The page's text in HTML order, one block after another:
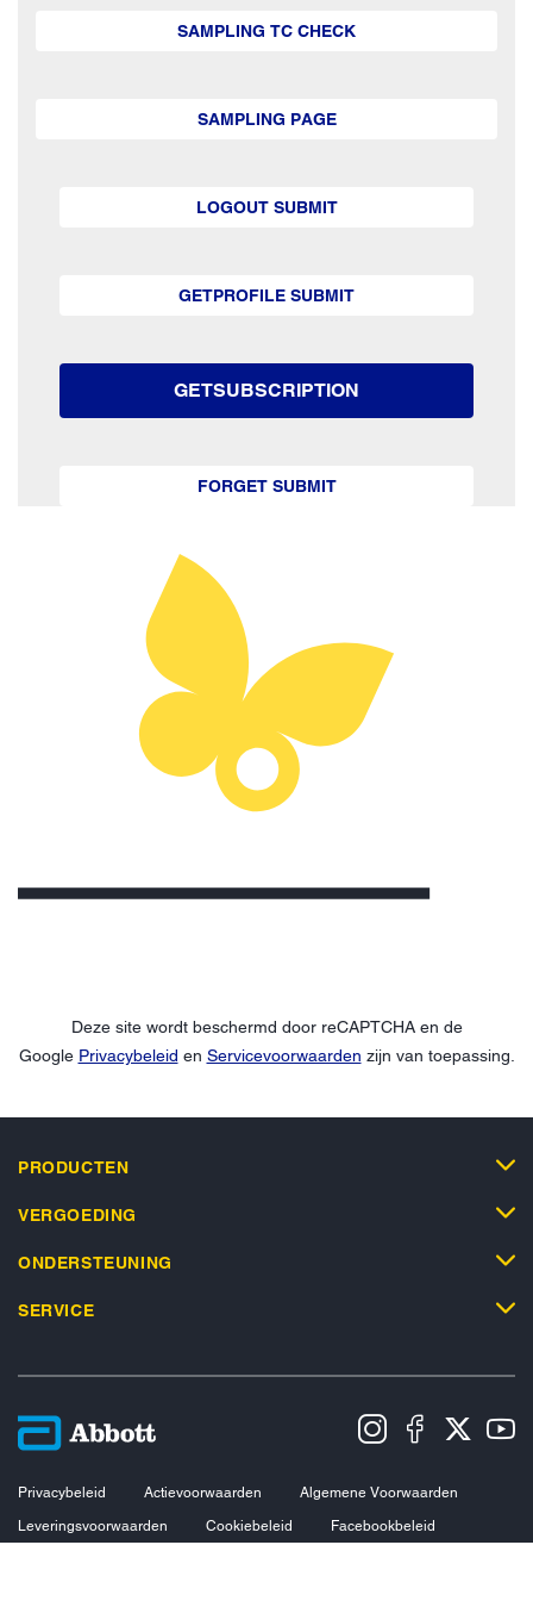
SAMPLING TC CHECK
SAMPLING PAGE
LOGOUT SUBMIT
GETPROFILE SUBMIT
GETSUBSCRIPTION
FORGET SUBMIT
Deze site wordt beschermd door reCAPTCHA en de
Google Privacybeleid en Servicevoorwaarden zijn van toepassing.
PRODUCTEN
VERGOEDING
ONDERSTEUNING
SERVICE
Privacybeleid Actievoorwaarden
Algemene Voorwaarden
Leveringsvoorwaarden
Cookiebeleid
Facebookbeleid